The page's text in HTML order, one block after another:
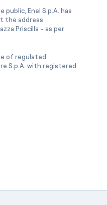
Enel S.p.A. has
the address
Priscilla - as per
of regulated
S.p.A. with registered